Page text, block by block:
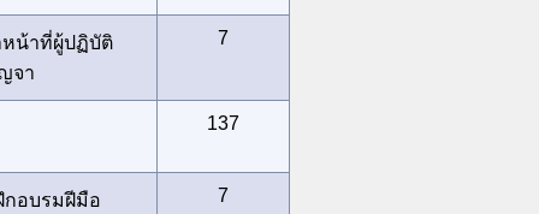
หน้าที่ผู้ปฏิบัติ
จา
7
137
อบรมฝีมือ 7